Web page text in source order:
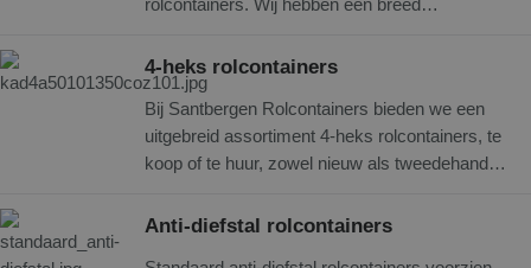
containers zijn van zeer hoge kwaliteit en
vele voordelen van deze veelzijdige logistieke
oplossing en bestel uw 2-heks rolcontainer
vandaag nog online!
rolcontainers. Wij hebben een breed
nieuwe als tweedehands modellen. Onze
rolcontainers zijn geschikt om in te zetten voor
diverse logistieke toepassingen, zoals
magazijnen, winkels, distributiecentra en meer.
Daarbij heeft u keuze uit verschillende maten
Hoge kwaliteit en voordelige prijzen verzekerd!
4-heks rolcontainers
Bij Santbergen Rolcontainers bieden we een
uitgebreid assortiment 4-heks rolcontainers, te
koop of te huur, zowel nieuw als tweedehands.
een hoger niveau. Onze rolcontainers zijn
Anti-diefstal rolcontainers